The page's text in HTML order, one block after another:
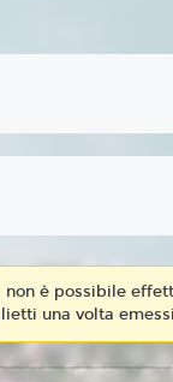
non è possibile
una volta emessi